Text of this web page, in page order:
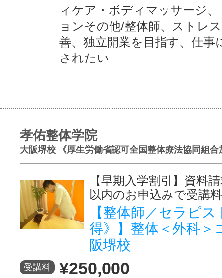
ィケア・ボディマッサージ
ョンその他/整体師、ストレ
善、独立開業を目指す、仕事
されたい
孝佑整体学院
大阪堺校 《厚生労働省認可全国整体療法協同組合
【早期入学割引】資料
以内のお申込みで受講
【整体師／セラピ
得》】整体＜外科＞
阪堺校
受講料 ¥250,000